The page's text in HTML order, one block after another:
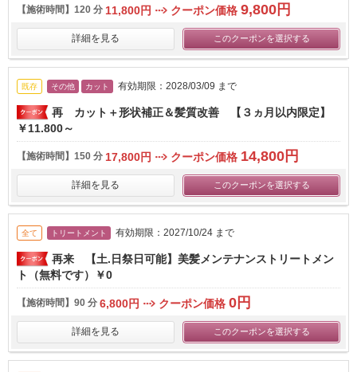
【施術時間】 120 分 11,800円 クーポン価格 9,800円
詳細を見る このクーポンを選択する
既存 その他 カット 有効期限：2028/03/09 まで
再 カット＋形状補正＆髪質改善 【３ヵ月以内限定】
￥11.800～
【施術時間】 150 分 17,800円 クーポン価格 14,800円
詳細を見る このクーポンを選択する
全て トリートメント 有効期限：2027/10/24 まで
再来 【土.日祭日可能】美髪メンテナンストリートメン
ト（無料です）￥0
【施術時間】 90 分 6,800円 クーポン価格 0円
詳細を見る このクーポンを選択する